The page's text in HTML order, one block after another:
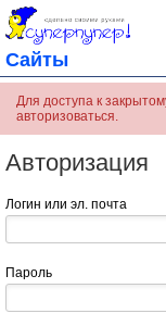
Сайты
Для доступа к
авторизоваться.
Авторизация
Логин или эл. почта
Пароль